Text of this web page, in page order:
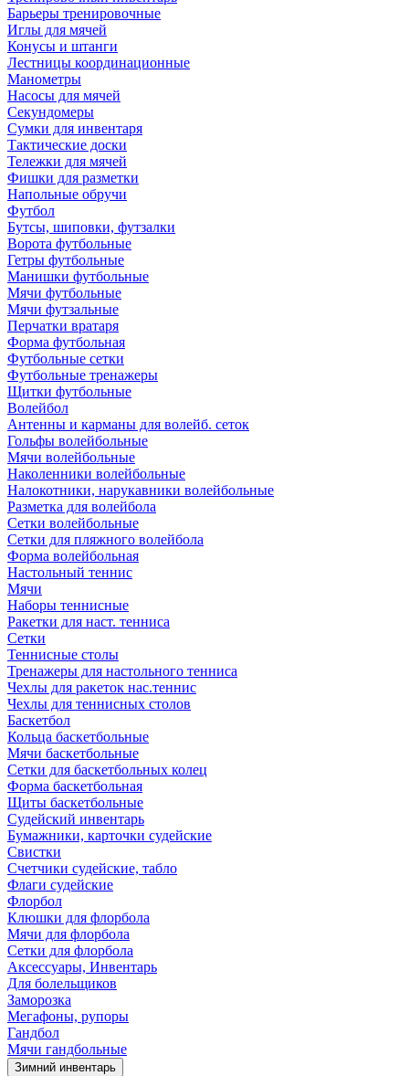
Барьеры тренировочные
Иглы для мячей
Конусы и штанги
Лестницы координационные
Манометры
Насосы для мячей
Секундомеры
Сумки для инвентаря
Тактические доски
Тележки для мячей
Фишки для разметки
Напольные обручи
Футбол
Бутсы, шиповки, футзалки
Ворота футбольные
Гетры футбольные
Манишки футбольные
Мячи футбольные
Мячи футзальные
Перчатки вратаря
Форма футбольная
Футбольные сетки
Футбольные тренажеры
Щитки футбольные
Волейбол
Антенны и карманы для волейб. сеток
Гольфы волейбольные
Мячи волейбольные
Наколенники волейбольные
Налокотники, нарукавники волейбольные
Разметка для волейбола
Сетки волейбольные
Сетки для пляжного волейбола
Форма волейбольная
Настольный теннис
Мячи
Наборы теннисные
Ракетки для наст. тенниса
Сетки
Теннисные столы
Тренажеры для настольного тенниса
Чехлы для ракеток нас.теннис
Чехлы для теннисных столов
Баскетбол
Кольца баскетбольные
Мячи баскетбольные
Сетки для баскетбольных колец
Форма баскетбольная
Щиты баскетбольные
Судейский инвентарь
Бумажники, карточки судейские
Свистки
Счетчики судейские, табло
Флаги судейские
Флорбол
Клюшки для флорбола
Мячи для флорбола
Сетки для флорбола
Аксессуары, Инвентарь
Для болельщиков
Заморозка
Мегафоны, рупоры
Гандбол
Мячи гандбольные
Зимний инвентарь